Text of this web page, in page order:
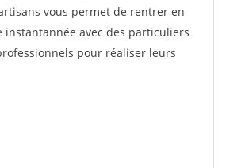
vous permet de rentrer en
instantannée avec des particuliers
pour réaliser leurs